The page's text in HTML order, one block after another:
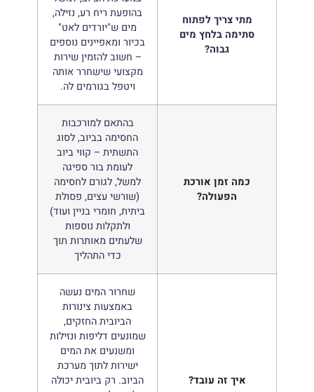
מתי צריך לפתוח
סתימה בלחץ מים
גבוה?
בהופעת ריח רע, נזילה,
מים ש"יורדים לאט"
בכיור ומאפיינים נוספים
– חשוב להזמין שירות
מקצועי שישחרר אותה
ויטפל בגורמים לה.
כמה זמן אורכת
הפעולה?
בהתאם למורכבות
החסימה בביוב, לסוג
התשתית – קווי ביוב
לעומת בור ספיגה
למשל, לגורם לחסימה
(שורשי עצים, פסולת
ביתית, חומרי בניין ועוד)
ולתקלות נוספות
שלעתים מאותרות תוך
כדי התהליך
איך זה עובד?
שחרור המים נעשה
באמצעות צינורות
הביובית החזקים,
שמונעים דליפות ונזילות
ומשנעים את המים
ישירות לתוך מערכת
הביוב. רק ביובית יכולה